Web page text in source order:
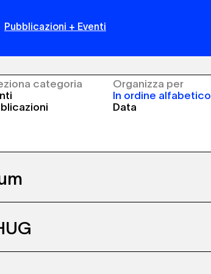
Pubblicazioni + Eventi
categoria
Organizza per
In ordine alfabetico
Data
of
in